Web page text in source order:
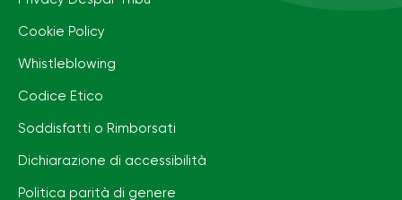
Cookie Policy
Whistleblowing
Codice Etico
Soddisfatti o Rimborsati
Dichiarazione di accessibilità
Politica parità di genere